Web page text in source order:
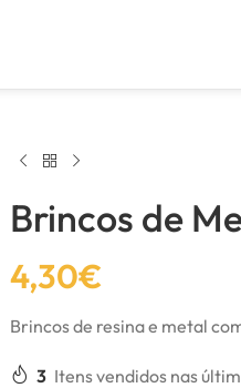
Brincos de
4,30€
Brincos de resina e metal
3 Itens vendidos nas